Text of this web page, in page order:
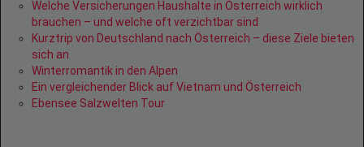
Welche Versicherungen Haushalte in Österreich wirklich
brauchen – und welche oft verzichtbar sind
Kurztrip von Deutschland nach Österreich – diese Ziele bieten
sich an
Winterromantik in den Alpen
Ein vergleichender Blick auf Vietnam und Österreich
Ebensee Salzwelten Tour